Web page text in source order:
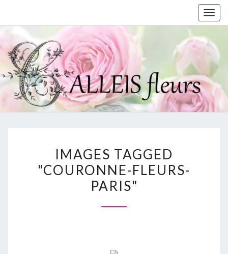
TAGGED
"COURONNE-
FLEURS-
IMAGES TAGGED
"COURONNE-FLEURS-
PARIS"